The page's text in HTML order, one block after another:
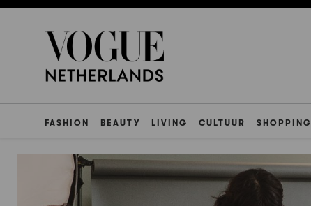
FASHION BEAUTY LIVING CULTUUR SHOPPING